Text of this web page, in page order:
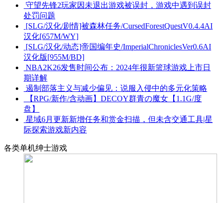
守望先锋2玩家因未退出游戏被误封，游戏中遇到误封
处罚问题
[SLG/汉化/剧情]被森林任务/CursedForestQuestV0.4.4AI
汉化[657M/WY]
[SLG/汉化/动态]帝国编年史/ImperialChroniclesVer0.6AI
汉化版[955M/BD]
NBA2K26发售时间公布：2024年很新篮球游戏上市日
期详解
遏制部落主义与减少偏见：说服入侵中的多元化策略
【RPG/新作/含动画】DECOY群青の魔女【1.1G/度
盘】
星域6月更新新增任务和赏金扫描，但未含交通工具|星
际探索游戏新内容
各类单机绅士游戏